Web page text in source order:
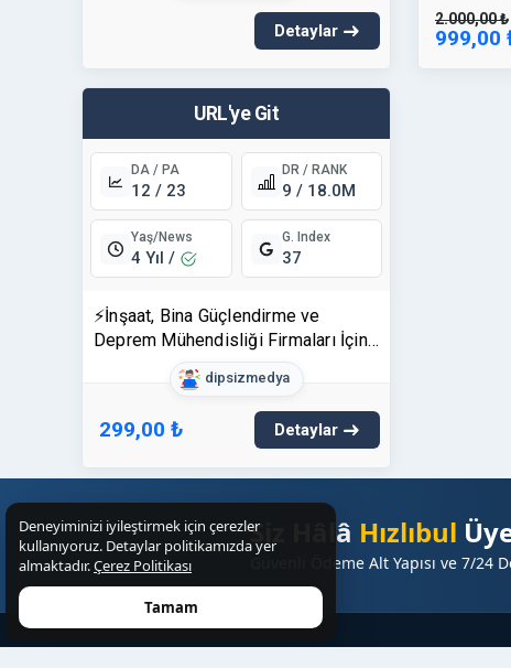
Detaylar
2.000,00 ₺
999,00
URL'ye Git
DA / PA
12 / 23
DR / RANK
9 / 18.0M
Yaş/News
4 Yıl /
G. Index
37
⚡İnşaat, Bina Güçlendirme ve
Deprem Mühendisliği Firmaları İçin
Niche Sitede SÜRESİZ Tanıtım
dipsizmedya
299,00 ₺ Detaylar
Siz Hâlâ Hızlıbul
Güvenli Ödeme Alt Yapısı ve 7/24
Deneyiminizi iyileştirmek için çerezler
kullanıyoruz. Detaylar politikamızda yer
almaktadır.Çerez Politikası
Tamam